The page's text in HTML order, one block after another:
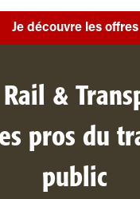
Je découvre les offres
&
pros du
public